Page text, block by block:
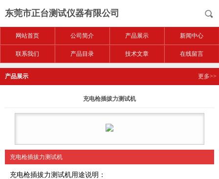
东莞市正台测试仪器有限公司
网站首页 公司简介 产品展示 新闻中心
联系我们 产品目录 技术文章 在线留言
产品展示 更多>>
充电枪插拔力测试机
充电枪插拔力测试机
充电枪插拔力测试机用途说明：